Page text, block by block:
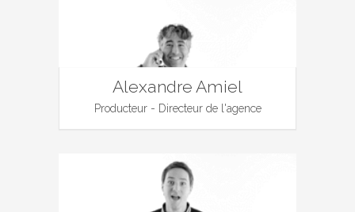
Alexandre Amiel
Producteur - Directeur de l'agence